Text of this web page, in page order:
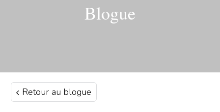
Blogue
Retour au blogue